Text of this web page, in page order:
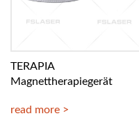
TERAPIA
Magnettherapiegerät
read more >